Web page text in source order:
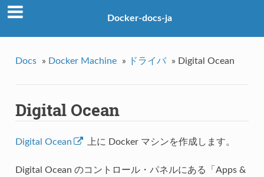
Docker-docs-ja
Docs » Docker Machine » ドライバ » Digital Ocean
Digital Ocean
Digital Ocean 上に Docker マシンを作成します。
Digital Ocean のコントロール・パネルにある「Apps &